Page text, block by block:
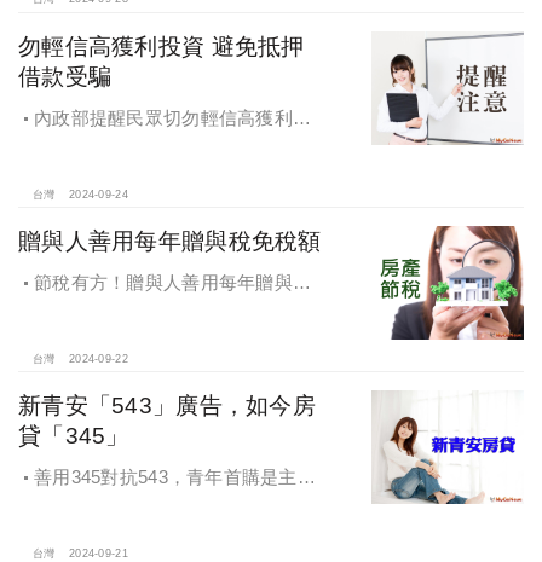
勿輕信高獲利投資 避免抵押
借款受騙
內政部提醒民眾切勿輕信高獲利投
台灣 2024-09-24
贈與人善用每年贈與稅免稅額
節稅有方！贈與人善用每年贈與稅
台灣 2024-09-22
新青安「543」廣告，如今房
貸「345」
善用345對抗543，青年首購是主
市場回歸正軌，投資客無利可圖，是
台灣 2024-09-21